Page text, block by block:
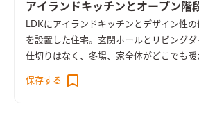
アイランドキッチンとオープン階
LDKにアイランドキッチンとデザイン性
を設置した住宅。玄関ホールとリビング
仕切りはなく、冬場、家全体がどこでも
快適な高気密高断熱オール電化住宅です。
保存する